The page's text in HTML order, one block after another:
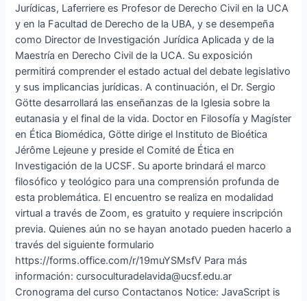
Jurídicas, Laferriere es Profesor de Derecho Civil en la UCA
y en la Facultad de Derecho de la UBA, y se desempeña
como Director de Investigación Jurídica Aplicada y de la
Maestría en Derecho Civil de la UCA. Su exposición
permitirá comprender el estado actual del debate legislativo
y sus implicancias jurídicas. A continuación, el Dr. Sergio
Götte desarrollará las enseñanzas de la Iglesia sobre la
eutanasia y el final de la vida. Doctor en Filosofía y Magíster
en Ética Biomédica, Götte dirige el Instituto de Bioética
Jérôme Lejeune y preside el Comité de Ética en
Investigación de la UCSF. Su aporte brindará el marco
filosófico y teológico para una comprensión profunda de
esta problemática. El encuentro se realiza en modalidad
virtual a través de Zoom, es gratuito y requiere inscripción
previa. Quienes aún no se hayan anotado pueden hacerlo a
través del siguiente formulario
https://forms.office.com/r/19muYSMsfV Para más
información: cursoculturadelavida@ucsf.edu.ar
Cronograma del curso Contactanos Notice: JavaScript is